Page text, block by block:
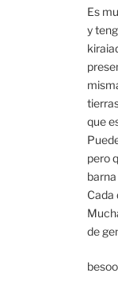
Es
y
que
pero
Cada
de